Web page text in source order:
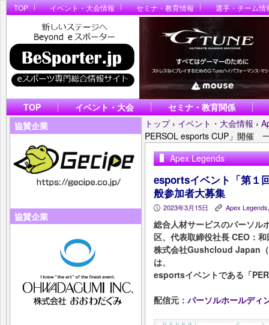
TOP イベント・大会情報 セミナ・教育情報 選手・チーム情
TOP イベント・大会
セミナ・教育関係
協賛企業
協賛企業
トップ › イベント・大会情報 ›
PERSOL esports CUP」開催
Apex Legends
esportsイベント「第１
般参加者大募集
P 2023年3月15日 K Apex Legends
総合人材サービスのパーソル
区、代表取締役社長 CEO：
株式会社Gushcloud Japan（
は、
esportsイベントである「
配信元： パーソルホールディ